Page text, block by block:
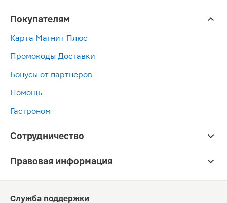
Покупателям
Карта Магнит Плюс
Промокоды Доставки
Бонусы от партнёров
Помощь
Гастроном
Сотрудничество
Правовая информация
Служба поддержки